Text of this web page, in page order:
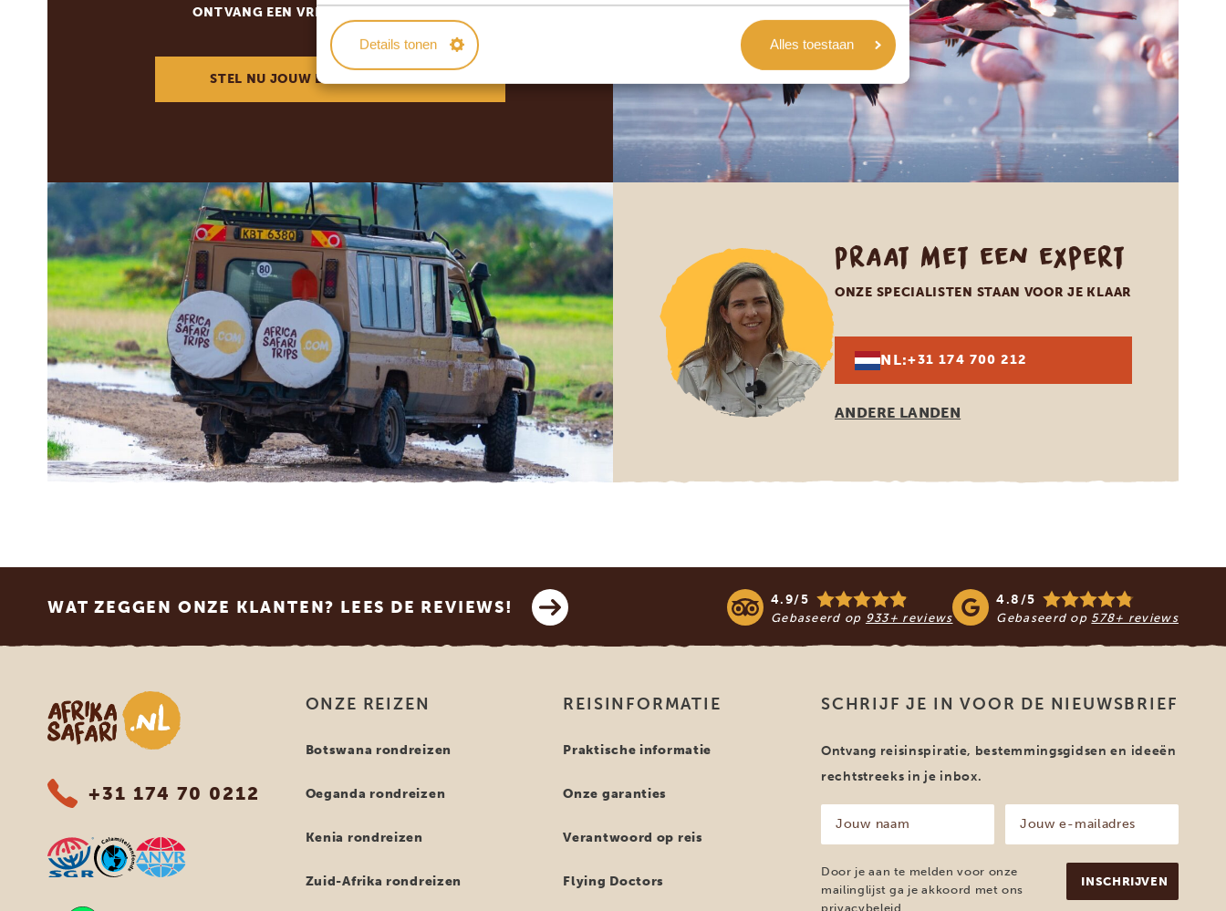
Details tonen Alles toestaan
ONTVANG EEN VRIJBLIJVENDE OFFERTE
STEL NU JOUW DROOMREIS SAMEN
Praat met een expert
ONZE SPECIALISTEN STAAN VOOR JE KLAAR
NL:+31 174 700 212
ANDERE LANDEN
WAT ZEGGEN ONZE KLANTEN? LEES DE REVIEWS! 4.9/5
Gebaseerd op 933+ reviews
4.8/5
Gebaseerd op 578+ reviews
Afrika safari
+31 174 70 0212
ONZE REIZEN
Botswana rondreizen
Oeganda rondreizen
Kenia rondreizen
Zuid-Afrika rondreizen
REISINFORMATIE
Praktische informatie
Onze garanties
Verantwoord op reis
Flying Doctors
SCHRIJF JE IN VOOR DE NIEUWSBRIEF
Ontvang reisinspiratie, bestemmingsgidsen en ideeën
rechtstreeks in je inbox.
naam
(Vereist)
mailadres
(Vereist)
Door je aan te melden voor onze
mailinglijst ga je akkoord met ons
privacybeleid